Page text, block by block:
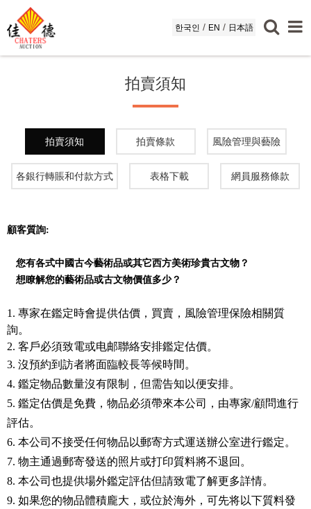
한국인 / EN / 日本語
拍賣須知
拍賣須知 拍賣條款 風險管理與藝險
各銀行轉賬和付款方式 表格下載 網員服務條款
顧客質詢:
您有各式中國古今藝術品或其它西方美術珍貴古文物？
想瞭解您的藝術品或古文物價值多少？
1. 專家在鑑定時會提供估價，買賣，風險管理保險相關質
詢。
2. 客戶必須致電或电邮聯絡安排鑑定估價。
3. 沒預約到訪者將面臨較長等候時間。
4. 鑑定物品數量沒有限制，但需告知以便安排。
5. 鑑定估價是免費，物品必須帶來本公司，由專家/顧問進行
評估。
6. 本公司不接受任何物品以郵寄方式運送辦公室进行鑑定。
7. 物主通過郵寄發送的照片或打印質料將不退回。
8. 本公司也提供場外鑑定評估但請致電了解更多詳情。
9. 如果您的物品體積龐大，或位於海外，可先将以下質料發